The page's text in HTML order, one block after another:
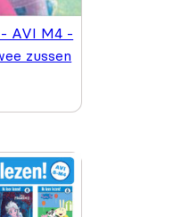
AVI M4 -
zussen